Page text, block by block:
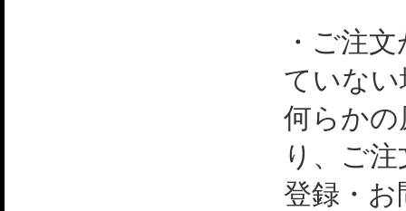
・ご注
ていない
何らか
り、ご
登録・